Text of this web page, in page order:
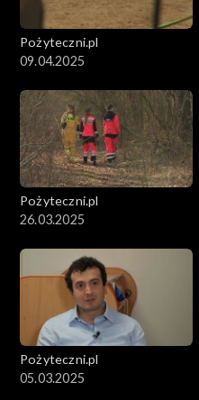
Pożyteczni.pl
09.04.2025
Pożyteczni.pl
26.03.2025
Pożyteczni.pl
05.03.2025